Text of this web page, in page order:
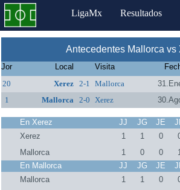
LigaMx Resultados
Antecedentes Mallorca vs
Jor Local Visita
20
Xerez 2-1 Mallorca
1
Mallorca 2-0 Xerez
En Xerez JJ JG JE
Xerez
1 1 0
Mallorca
1 0 0 1
En Mallorca
JJ JG JE
Mallorca
1 1 0